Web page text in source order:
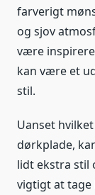
farverigt
og sjov
være
kan være et
stil.
Uanset
dørkplade,
lidt ekstra stil
vigtigt at tage